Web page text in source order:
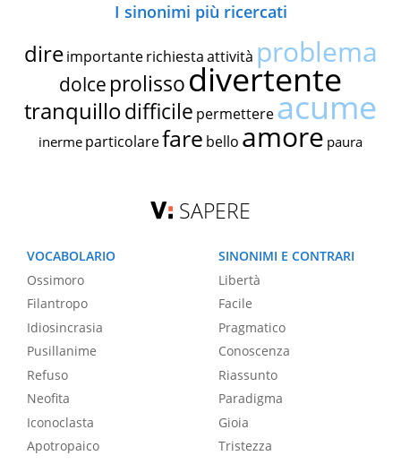
I sinonimi più ricercati
dire importante richiestaattività problema
dolce prolissodivertente
tranquillodifficile permettereacume
inerme particolarefare bello amore paura
SAPERE
VOCABOLARIO
Ossimoro
Filantropo
Idiosincrasia
Pusillanime
Refuso
Neofita
Iconoclasta
Apotropaico
SINONIMI E CONTRARI
Libertà
Facile
Pragmatico
Conoscenza
Riassunto
Paradigma
Gioia
Tristezza